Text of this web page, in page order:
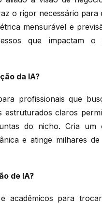
o rigor necessário para
mensurável e
que impactam o
da IA?
profissionais que
estruturados claros
do nicho. Cria um
e atinge milhares
de IA?
acadêmicos para